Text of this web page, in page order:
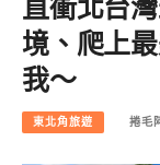
直衝北台
境、爬上
我～
東北角旅遊 捲毛